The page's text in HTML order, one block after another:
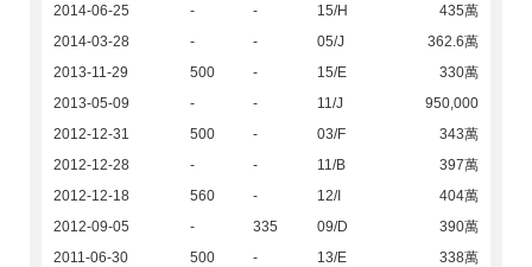
2014-06-25
- - 15/H
435萬
2014-03-28
- - 05/J
362.6萬
2013-11-29
500 - 15/E
330萬
2013-05-09
- - 11/J
950,000
2012-12-31
500 - 03/F
343萬
2012-12-28
- - 11/B
397萬
2012-12-18
560 - 12/I
404萬
2012-09-05
- 335 09/D
390萬
2011-06-30
500 - 13/E 338萬